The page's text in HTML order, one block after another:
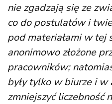
nie zgadzają się ze
co do postulatów i
pod materiałami w tej
anonimowo złożone
pracowników;
były tylko w biurze i
zmniejszyć liczebność